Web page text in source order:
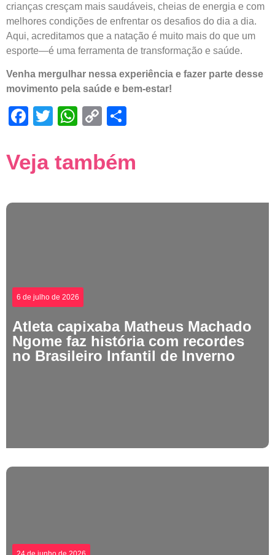
crianças cresçam mais saudáveis, cheias de energia e com
melhores condições de enfrentar os desafios do dia a dia.
Aqui, acreditamos que a natação é muito mais do que um
esporte—é uma ferramenta de transformação e saúde.
Venha mergulhar nessa experiência e fazer parte desse
movimento pela saúde e bem-estar!
Facebook
TwitterWhatsApp
Copy
Veja também
6 de julho de 2026
Atleta capixaba Matheus Machado
Ngome faz história com recordes
no Brasileiro Infantil de Inverno